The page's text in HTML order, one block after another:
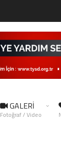
GALERİ
Fotoğraf / Video